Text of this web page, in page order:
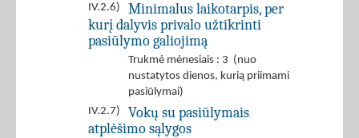
IV.2.6)
Minimalus laikotarpis, per
kurį dalyvis privalo užtikrinti
pasiūlymo galiojimą
Trukmė mėnesiais : 3 (nuo
nustatytos dienos, kurią priimami
pasiūlymai)
IV.2.7)
Vokų su pasiūlymais
atplėšimo sąlygos